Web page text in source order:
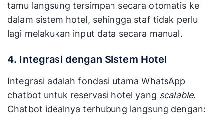
tamu langsung tersimpan secara otomatis ke
dalam sistem hotel, sehingga staf tidak perlu
lagi melakukan input data secara manual.
4. Integrasi dengan Sistem Hotel
Integrasi adalah fondasi utama WhatsApp
chatbot untuk reservasi hotel yang scalable.
Chatbot idealnya terhubung langsung dengan: